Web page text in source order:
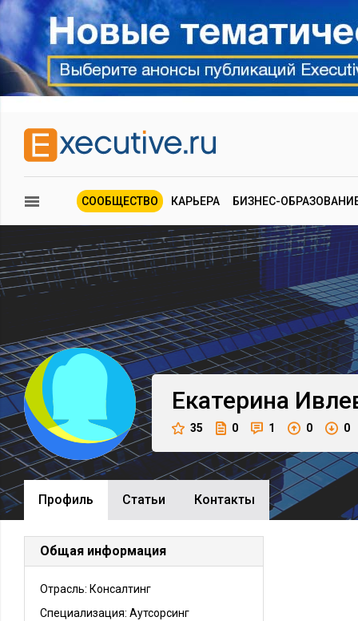
СООБЩЕСТВО КАРЬЕРА БИЗНЕС-
Екатерина
35 0 1 0 0
Профиль Cтатьи Контакты
Общая информация
Отрасль: Консалтинг
Специализация: Аутсорсинг